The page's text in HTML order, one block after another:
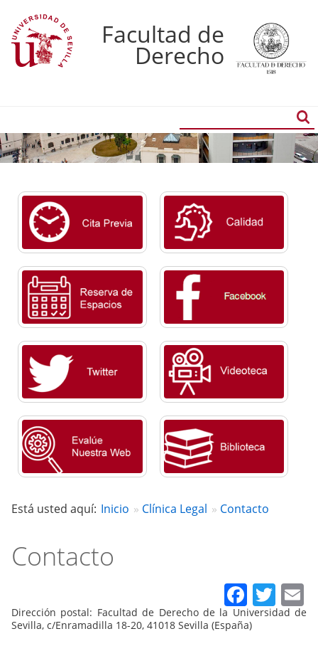
Facultad de
Derecho
Está usted aquí: Inicio Clínica Legal Contacto
Contacto
Dirección postal: Facultad de Derecho de la Universidad de
Sevilla, c/Enramadilla 18-20, 41018 Sevilla (España)